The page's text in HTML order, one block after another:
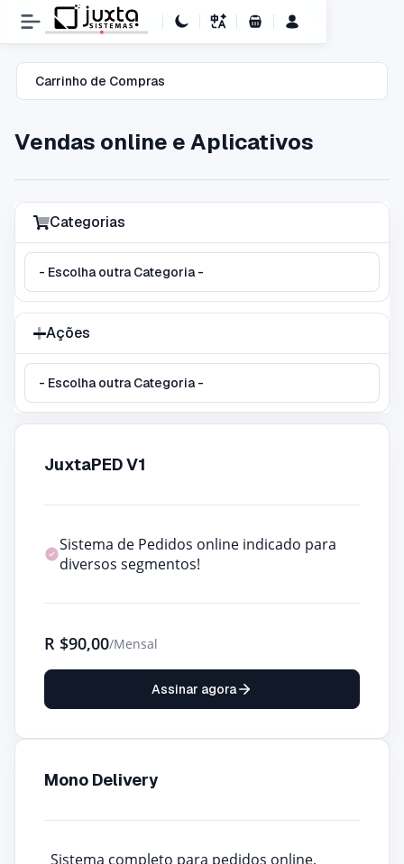
Carrinho de Compras
Carrinho de Compras
Vendas online e Aplicativos
Categorias
Ações
JuxtaPED V1
Sistema de Pedidos online indicado para
diversos segmentos!
R $90,00/Mensal
Assinar agora
Mono Delivery
Sistema completo para pedidos online,